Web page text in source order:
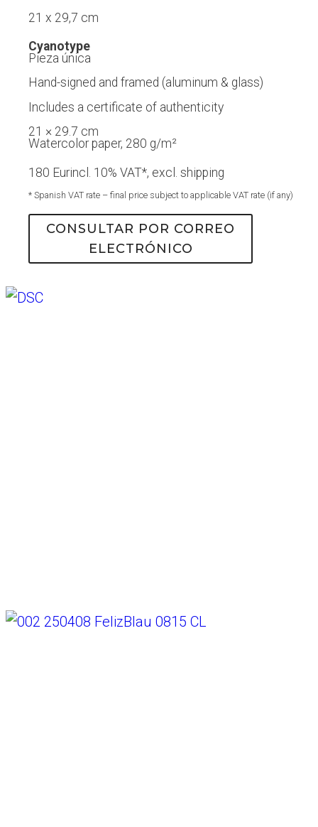
21 x 29,7 cm
Cyanotype
Pieza única
Hand-signed and framed (aluminum & glass)
Includes a certificate of authenticity
21 × 29.7 cm
Watercolor paper, 280 g/m²
180 Eurincl. 10% VAT*, excl. shipping
* Spanish VAT rate – final price subject to applicable VAT rate (if any)
CONSULTAR POR CORREO
ELECTRÓNICO